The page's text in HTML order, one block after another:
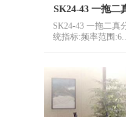
SK24-43 一拖二
SK24-43 一拖二真
统指标:频率范围